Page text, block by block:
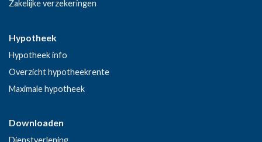
Zakelijke verzekeringen
Hypotheek
Hypotheek info
Overzicht hypotheekrente
Maximale hypotheek
Downloaden
Dienstverlening